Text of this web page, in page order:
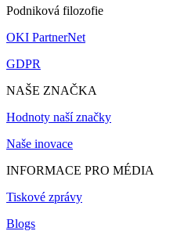
Podniková filozofie
OKI PartnerNet
GDPR
NAŠE ZNAČKA
Hodnoty naší značky
Naše inovace
INFORMACE PRO MÉDIA
Tiskové zprávy
Blogs